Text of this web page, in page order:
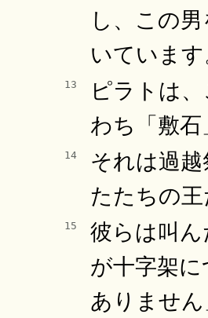
し、この
いています
13
ピラトは
わち「敷石
14
それは過
たたちの王
15
彼らは叫
が十字架
ありません